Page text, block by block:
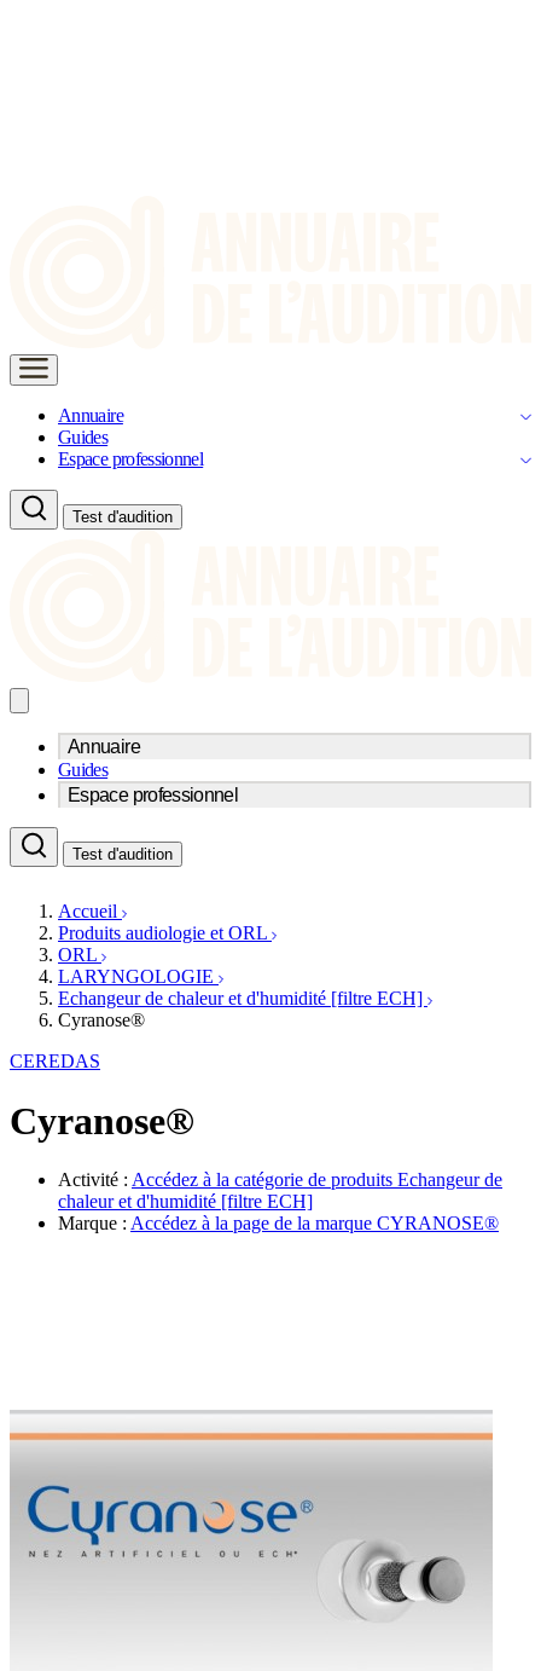
Annuaire
Guides
Espace professionnel
Test d'audition
Annuaire
Trouvez un professionnel de l'audition
Centre d'audioprothèse
Médecins ORL & Phoniatres
Écoles spécialisées
Fournisseurs
Guides
Espace professionnel
Acteurs et services
Fournisseurs
Services ORL
Orthophonistes
Formations et écoles
Organismes / Syndicats
Produits
Ressources
Test d'audition
Accueil
Produits audiologie et ORL
ORL
LARYNGOLOGIE
Echangeur de chaleur et d'humidité [filtre ECH]
Cyranose®
CEREDAS
Cyranose®
Activité : Accédez à la catégorie de produits Echangeur de
chaleur et d'humidité [filtre ECH]
Marque : Accédez à la page de la marque CYRANOSE®